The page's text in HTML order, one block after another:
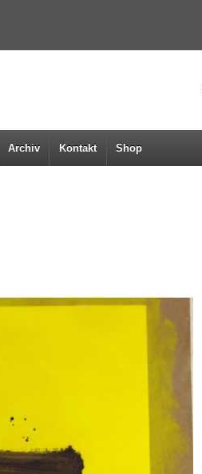
Archiv Kontakt Shop